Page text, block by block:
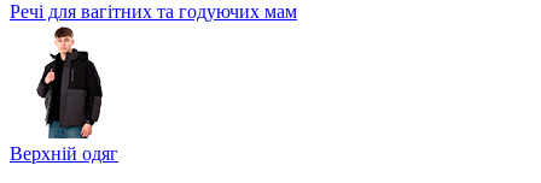
Речі для вагітних та годуючих мам
Верхній одяг